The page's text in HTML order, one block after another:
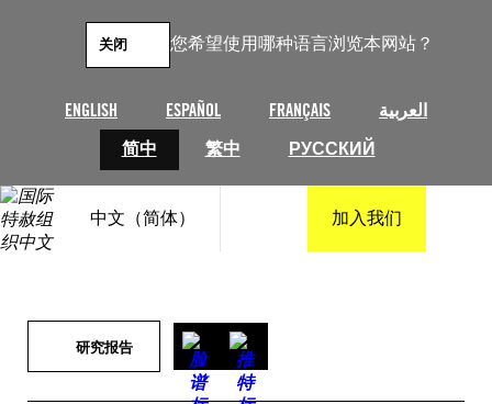
您希望使用哪种语言浏览本网站？
ENGLISH ESPAÑOL FRANÇAIS
العربية
简中
繁中 РУССКИЙ
关闭
中文（简体） 加入我们
研究报告